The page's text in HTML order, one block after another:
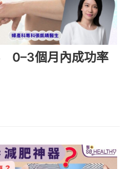
0–3個月內成功率